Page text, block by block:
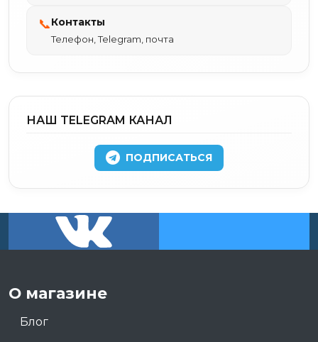
📞Контакты
Телефон, Telegram, почта
НАШ TELEGRAM КАНАЛ
ПОДПИСАТЬСЯ
О магазине
Блог